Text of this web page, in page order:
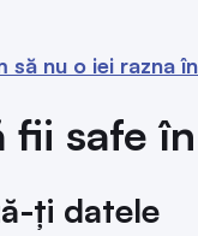
să nu o iei razna
fii safe
ți datele